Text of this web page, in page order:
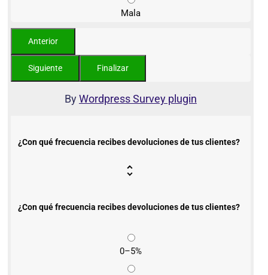
Mala
ByWordpress Survey plugin
¿Con qué frecuencia recibes devoluciones de tus clientes?
¿Con qué frecuencia recibes devoluciones de tus clientes?
0–5%